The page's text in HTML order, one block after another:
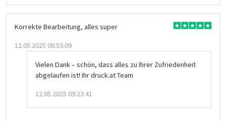
Korrekte Bearbeitung, alles super
12.05.2025 08:53:09
Vielen Dank – schön, dass alles zu Ihrer Zufriedenheit
abgelaufen ist! Ihr druck.at Team
12.05.2025 09:23:41